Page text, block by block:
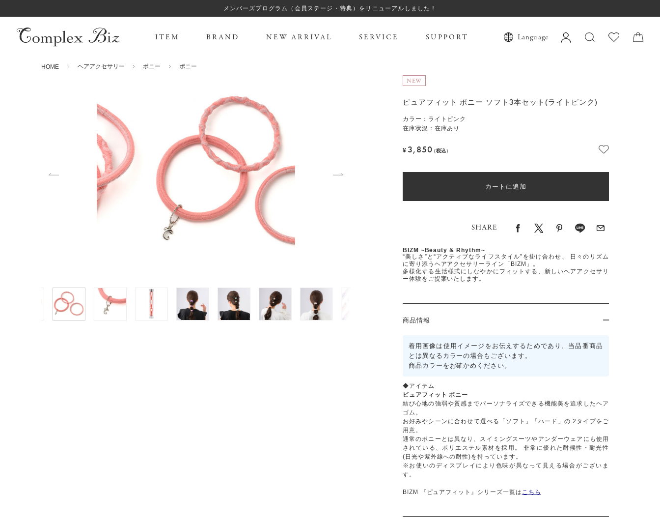
メンバーズプログラム（会員ステージ・特典）をリニューアルしました！
ITEM BRAND NEW ARRIVAL SERVICE SUPPORT Language
HOME ヘアアクセサリー ポニー ポニー
NEW
ピュアフィット ポニー ソフト3本セット(ライトピンク)
カラー ： ライトピンク
在庫状況：在庫あり
¥ 3,850 (税込)
カートに追加
SHARE
BIZM ~Beauty & Rhythm~
“美しさ”と“アクティブなライフスタイル”を掛け合わせ、 日々のリズム
に寄り添うヘアアクセサリーライン「BIZM」。
多様化する生活様式にしなやかにフィットする、新しいヘアアクセサリ
ー体験をご提案いたします。
商品情報
着用画像は使用イメージをお伝えするためであり、当品番商品
とは異なるカラーの場合もございます。
商品カラーをお確かめください。
◆アイテム
ピュアフィット ポニー
結び心地の強弱や質感までパーソナライズできる機能美を追求したヘア
ゴム。
お好みやシーンに合わせて選べる「ソフト」「ハード」の 2タイプをご
用意。
通常のポニーとは異なり、スイミングスーツやアンダーウェアにも使用
されている、ポリエステル素材を採用。 非常に優れた耐候性・耐光性
(日光や紫外線への耐性)を持っています。
※お使いのディスプレイにより色味が異なって見える場合がございま
す。
BIZM 『ピュアフィット』シリーズ一覧は こちら